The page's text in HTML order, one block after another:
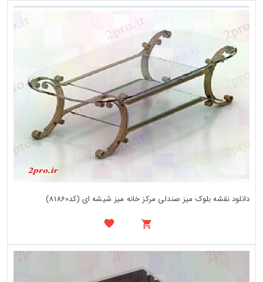
دانلود نقشه بلوک میز صندلی مرکز خانه میز شیشه ای (کد81860)